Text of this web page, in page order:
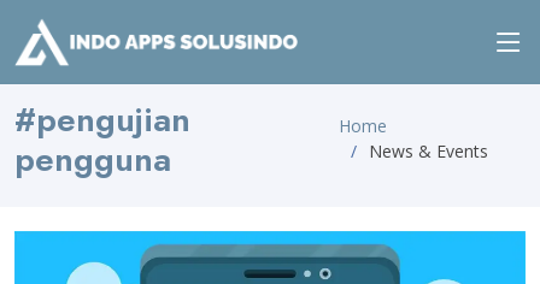
#pengujian
pengguna
Home
News & Events